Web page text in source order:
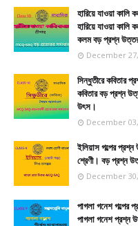
হারিয়ে যাওয়া
হারিয়ে যাওয়া
কলম বড় প্রশ্ন
December
সিন্ধুতীরে কবিতার
কবিতার বড় প্রশ্ন
উৎস।
December
ইলিয়াস গল্পের
শ্রেণী। বড় প্রশ্ন
December
পাগলা গনেশ
পাগলা গনেশ প্রশ্ন